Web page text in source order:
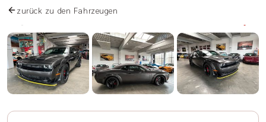
zurück zu den Fahrzeugen